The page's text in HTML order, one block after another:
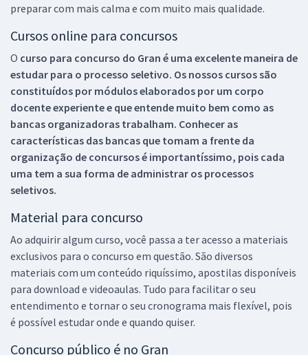
preparar com mais calma e com muito mais qualidade.
Cursos online para concursos
O curso para concurso do Gran é uma excelente maneira de
estudar para o processo seletivo. Os nossos cursos são
constituídos por módulos elaborados por um corpo
docente experiente e que entende muito bem como as
bancas organizadoras trabalham. Conhecer as
características das bancas que tomam a frente da
organização de concursos é importantíssimo, pois cada
uma tem a sua forma de administrar os processos
seletivos.
Material para concurso
Ao adquirir algum curso, você passa a ter acesso a materiais
exclusivos para o concurso em questão. São diversos
materiais com um conteúdo riquíssimo, apostilas disponíveis
para download e videoaulas. Tudo para facilitar o seu
entendimento e tornar o seu cronograma mais flexível, pois
é possível estudar onde e quando quiser.
Concurso público é no Gran